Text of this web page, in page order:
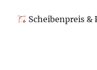
Scheibenpreis &